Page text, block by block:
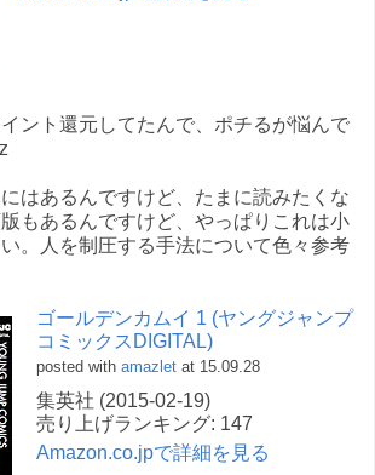
ント還元してたんで、ポチるが悩んで
はあるんですけど、たまに読みたくな
もあるんですけど、やっぱりこれは小
。人を制圧する手法について色々参考
ゴールデンカムイ 1 (ヤングジャンプ
コミックスDIGITAL)
posted with amazlet at 15.09.28
集英社 (2015-02-19)
売り上げランキング: 147
Amazon.co.jpで詳細を見る